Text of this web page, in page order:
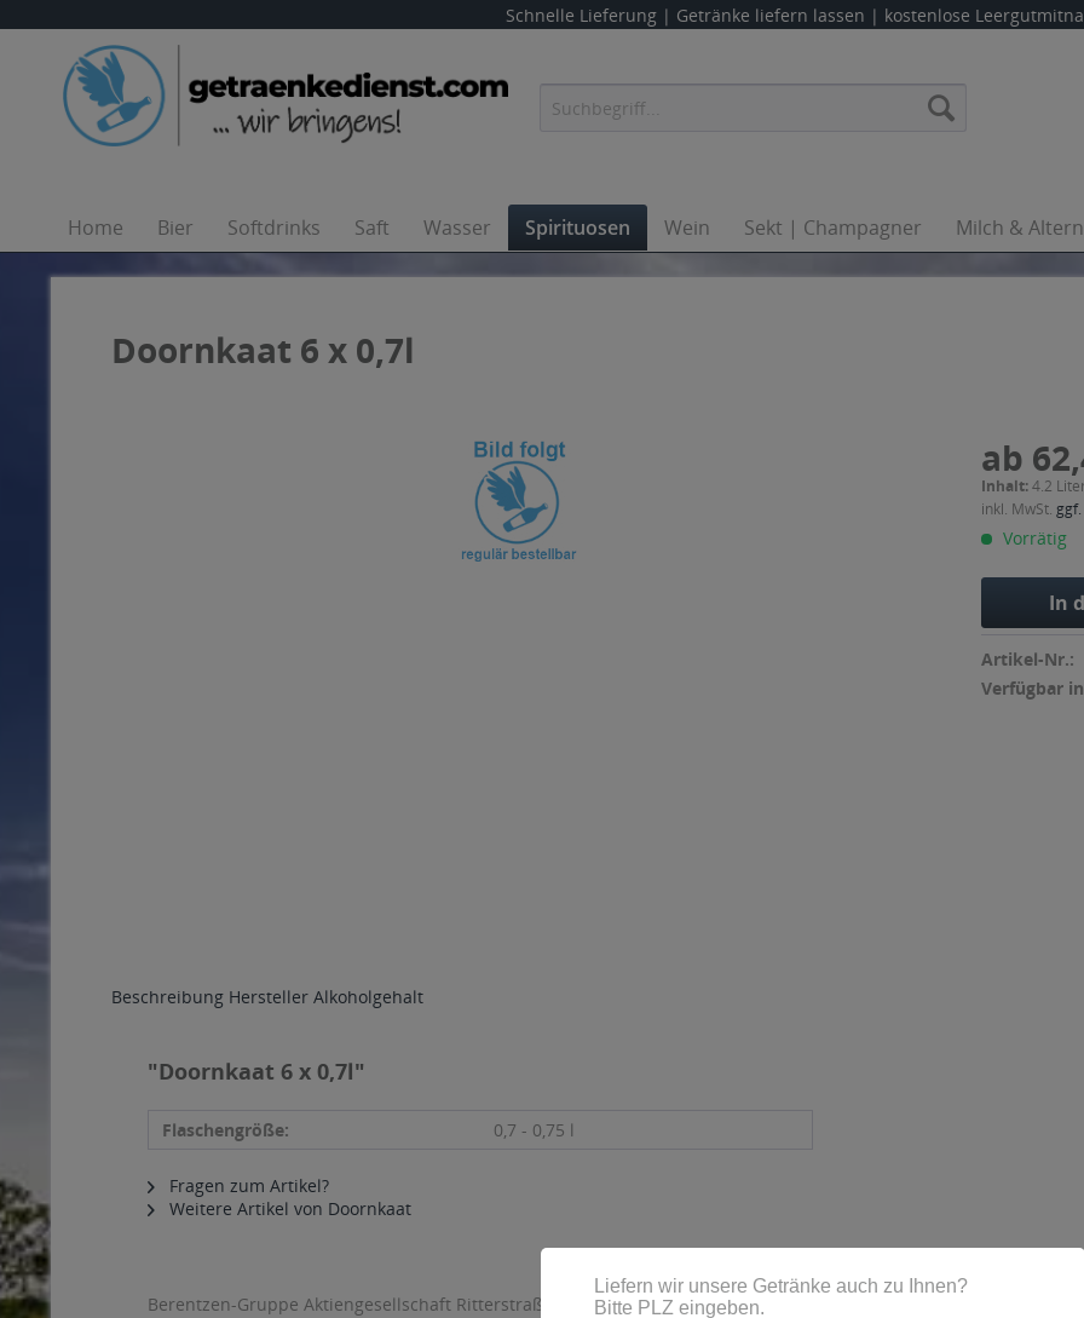
Schnelle Lieferung | Getränke liefern lassen | kostenlose
Home Bier Softdrinks Saft Wasser Spirituosen Wein Sekt | Champagner Milch &
Doornkaat 6 x 0,7l
ab
Inhalt:4.2
inkl. MwSt.
Vorrätig
In
Artikel-Nr.:
Verfügbar
Beschreibung Hersteller Alkoholgehalt
"Doornkaat 6 x 0,7l"
Flaschengröße: 0,7 - 0,75 l
Fragen zum Artikel?
Weitere Artikel von Doornkaat
Berentzen-Gruppe Aktiengesellschaft Ritterstraße 7 49740 Haselünne Deutschland